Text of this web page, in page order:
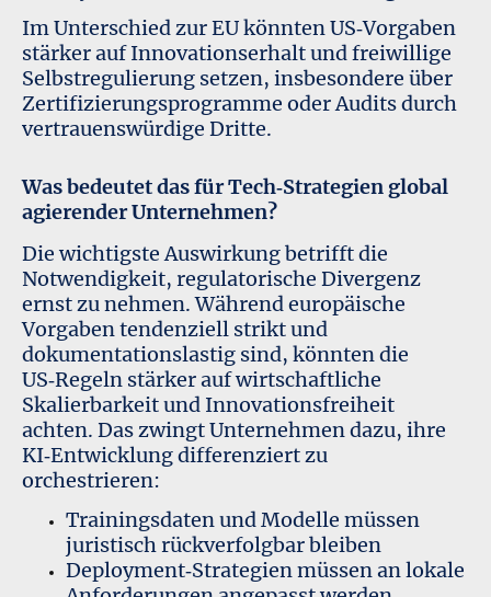
Im Unterschied zur EU könnten US‑Vorgaben
stärker auf Innovationserhalt und freiwillige
Selbstregulierung setzen, insbesondere über
Zertifizierungsprogramme oder Audits durch
vertrauenswürdige Dritte.
Was bedeutet das für Tech‑Strategien global
agierender Unternehmen?
Die wichtigste Auswirkung betrifft die
Notwendigkeit, regulatorische Divergenz
ernst zu nehmen. Während europäische
Vorgaben tendenziell strikt und
dokumentationslastig sind, könnten die
US‑Regeln stärker auf wirtschaftliche
Skalierbarkeit und Innovationsfreiheit
achten. Das zwingt Unternehmen dazu, ihre
KI‑Entwicklung differenziert zu
orchestrieren:
Trainingsdaten und Modelle müssen
juristisch rückverfolgbar bleiben
Deployment‑Strategien müssen an lokale